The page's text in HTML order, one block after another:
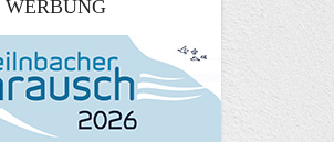
WERBUNG